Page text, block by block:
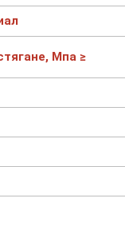
Мпа ≥